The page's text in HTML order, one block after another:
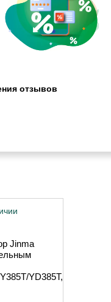
отзывов
Jinma
YD385T,